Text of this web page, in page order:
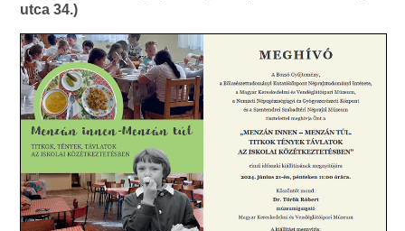
utca 34.)